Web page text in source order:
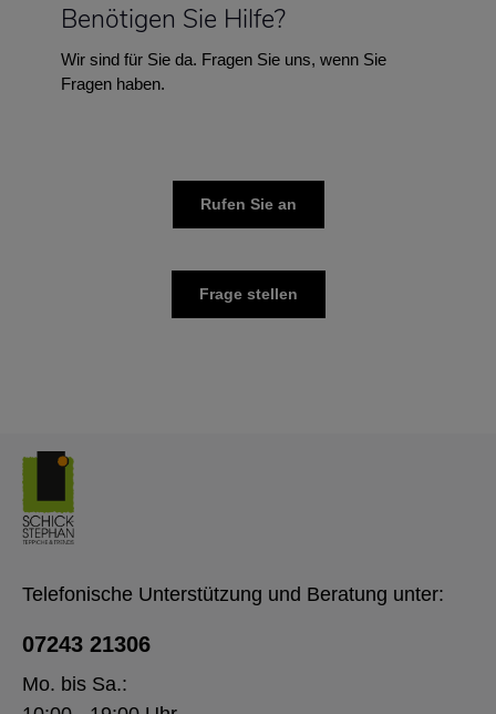
Benötigen Sie Hilfe?
Wir sind für Sie da. Fragen Sie uns, wenn Sie
Fragen haben.
Rufen Sie an
Frage stellen
Telefonische Unterstützung und Beratung unter:
07243 21306
Mo. bis Sa.: